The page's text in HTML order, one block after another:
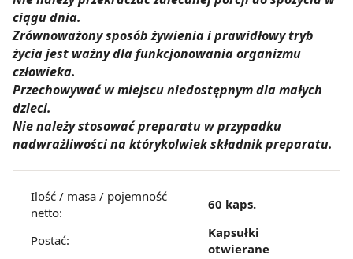
dla funkcjonowania Strony. Będzie się to jednak wiązało
z brakiem dostępu do wszystkich funkcjonalności
Strony.
ciągu dnia.
Zrównoważony sposób żywienia i prawidłowy tryb
życia jest ważny dla funkcjonowania organizmu
człowieka.
Przechowywać w miejscu niedostępnym dla małych
dzieci.
Nie należy stosować preparatu w przypadku
nadwrażliwości na którykolwiek składnik preparatu.
Ilość / masa / pojemność
netto:
60 kaps.
Postać:
Kapsułki
otwierane